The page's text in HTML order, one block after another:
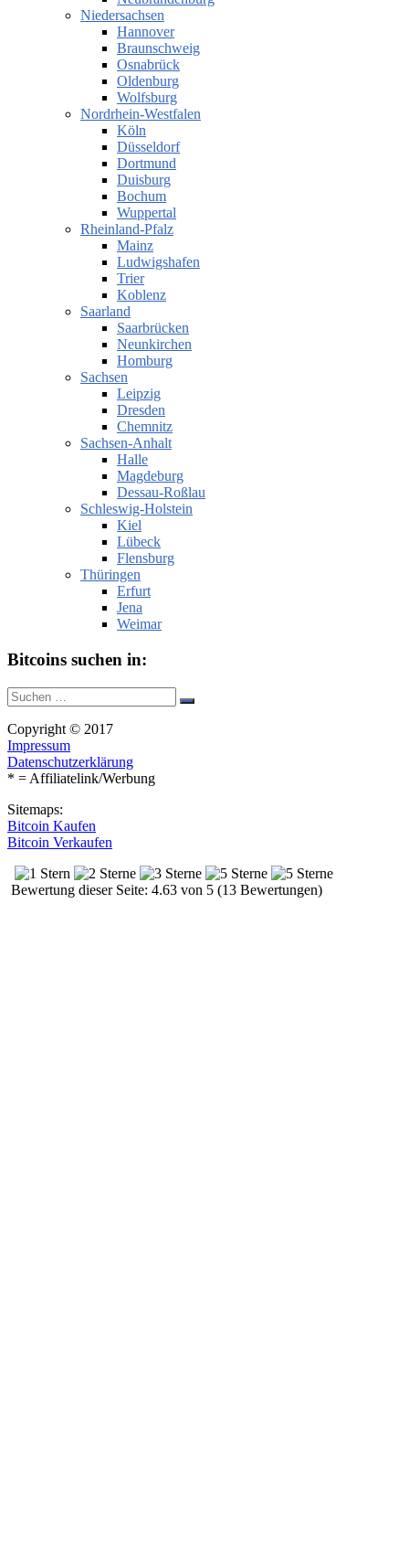
Niedersachsen
Hannover
Braunschweig
Osnabrück
Oldenburg
Wolfsburg
Nordrhein-Westfalen
Köln
Düsseldorf
Dortmund
Duisburg
Bochum
Wuppertal
Rheinland-Pfalz
Mainz
Ludwigshafen
Trier
Koblenz
Saarland
Saarbrücken
Neunkirchen
Homburg
Sachsen
Leipzig
Dresden
Chemnitz
Sachsen-Anhalt
Halle
Magdeburg
Dessau-Roßlau
Schleswig-Holstein
Kiel
Lübeck
Flensburg
Thüringen
Erfurt
Jena
Weimar
Bitcoins suchen in:
Suche
nach:
Suchen
Copyright © 2017
Impressum
Datenschutzerklärung
* = Affiliatelink/Werbung
Sitemaps:
Bitcoin Kaufen
Bitcoin Verkaufen
Bewertung dieser Seite: 4.63 von 5 (13 Bewertungen)